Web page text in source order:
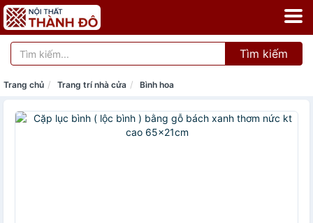
Tìm kiếm
Trang chủ Trang trí nhà cửa Bình hoa